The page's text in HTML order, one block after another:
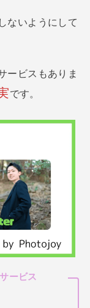
ないようにして
ービスもありま
です。
ービス